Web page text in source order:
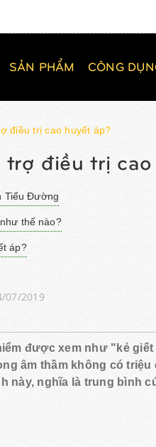
SẢN PHẨM CÔNG
điều trị cao huyết áp?
điều trị cao
Tiểu Đường
thế nào?
áp?
07/2019
được xem như "kẻ
âm thầm không có triệu
này, nghĩa là trung bình